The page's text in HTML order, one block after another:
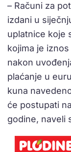
– Računi za
izdani u
uplatnice koje
kojima je
nakon
plaćanje u
kuna
će postupati
godine, naveli